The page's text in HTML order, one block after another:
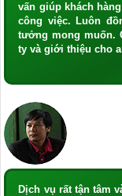
vấn giúp khách
công việc. Luôn
tưởng mong muốn.
ty và giới thiệu cho
Dịch vụ rất tận tâm